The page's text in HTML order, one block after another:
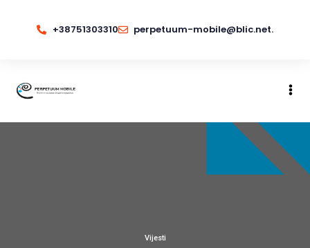
+38751303310 perpetuum-mobile@blic.net.
Vijesti